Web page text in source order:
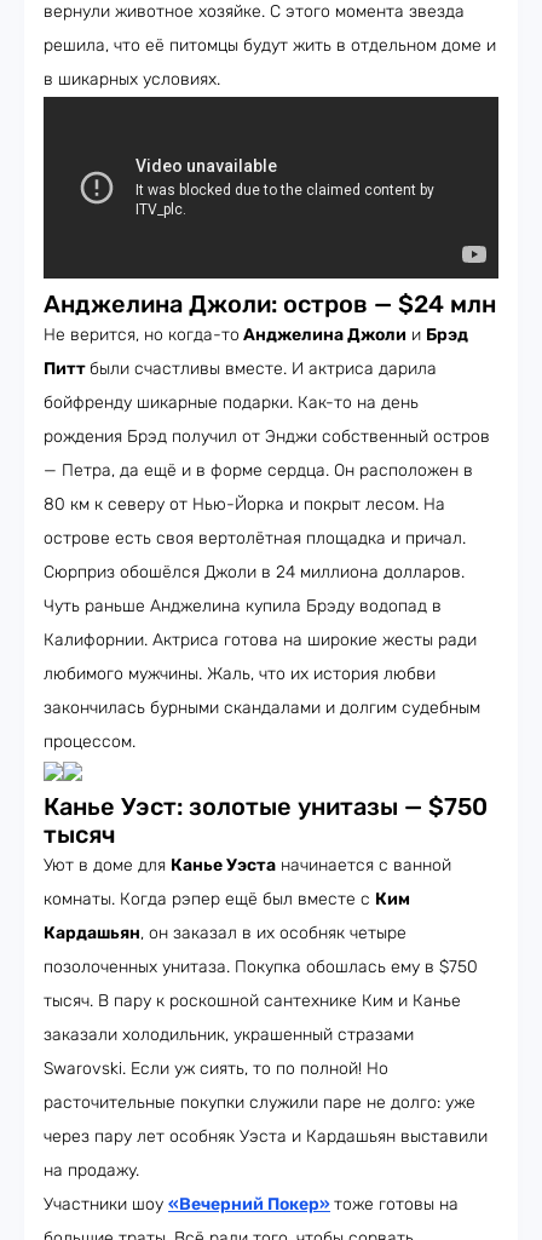
вернули животное хозяйке. С этого момента звезда
решила, что её питомцы будут жить в отдельном доме и
в шикарных условиях.
Анджелина Джоли: остров — $24 млн
Не верится, но когда-то Анджелина Джоли и Брэд
Питт были счастливы вместе. И актриса дарила
бойфренду шикарные подарки. Как-то на день
рождения Брэд получил от Энджи собственный остров
— Петра, да ещё и в форме сердца. Он расположен в
80 км к северу от Нью-Йорка и покрыт лесом. На
острове есть своя вертолётная площадка и причал.
Сюрприз обошёлся Джоли в 24 миллиона долларов.
Чуть раньше Анджелина купила Брэду водопад в
Калифорнии. Актриса готова на широкие жесты ради
любимого мужчины. Жаль, что их история любви
закончилась бурными скандалами и долгим судебным
процессом.
Канье Уэст: золотые унитазы — $750
тысяч
Уют в доме для Канье Уэста начинается с ванной
комнаты. Когда рэпер ещё был вместе с Ким
Кардашьян, он заказал в их особняк четыре
позолоченных унитаза. Покупка обошлась ему в $750
тысяч. В пару к роскошной сантехнике Ким и Канье
заказали холодильник, украшенный стразами
Swarovski. Если уж сиять, то по полной! Но
расточительные покупки служили паре не долго: уже
через пару лет особняк Уэста и Кардашьян выставили
на продажу.
Участники шоу «Вечерний Покер»тоже готовы на